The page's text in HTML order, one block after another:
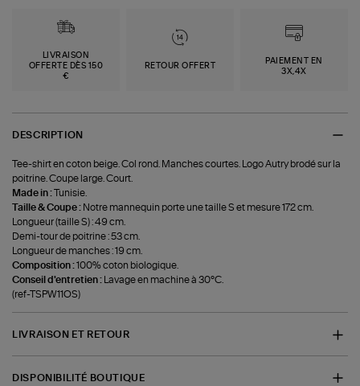
LIVRAISON
OFFERTE DÈS 150
€
RETOUR OFFERT
PAIEMENT EN
3X,4X
DESCRIPTION
Tee-shirt en coton beige. Col rond. Manches courtes. Logo Autry brodé sur la
poitrine. Coupe large. Court.
Made in :
Tunisie.
Taille & Coupe : Notre mannequin porte une taille S et mesure 172 cm.
Longueur (taille S) : 49 cm.
Demi-tour de poitrine : 53 cm.
Longueur de manches : 19 cm.
Composition :100% coton biologique.
Conseil d'entretien : Lavage en machine à 30°C.
(ref-TSPW11OS)
LIVRAISON ET RETOUR
DISPONIBILITÉ BOUTIQUE